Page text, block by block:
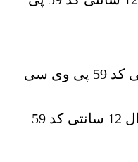
سوالات متداول ترمووال 12 سانتی کد 59